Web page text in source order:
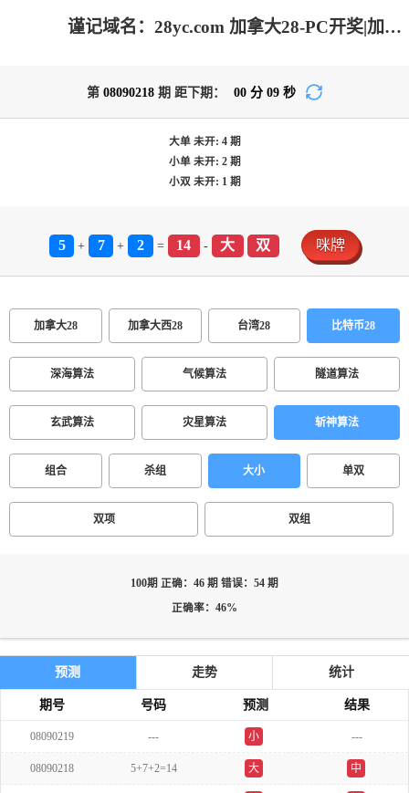
谨记域名：28yc.com 加拿大28-PC开奖|加拿大pc在线|加拿大28在线预测网|28结果咪牌_专注研究在线加拿大预测！
第 08090218 期 距下期： 00 分 09 秒
大单 未开: 4期
小单 未开: 2期
小双 未开: 1期
5 + 7 + 2 = 14 - 大 双 咪牌
加拿大28 加拿大西28 台湾28 比特币28
深海算法 气候算法 隧道算法
玄武算法 灾星算法 斩神算法
组合 杀组 大小 单双
双项 双组
100期 正确：46 期 错误：54 期
正确率：46%
预测 走势 统计
期号 号码 预测 结果
08090219 ---
小
---
08090218 5+7+2=14 大 中